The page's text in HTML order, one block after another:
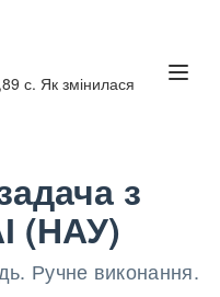
с. Як змінилася
з
(НАУ)
Ручне виконання.